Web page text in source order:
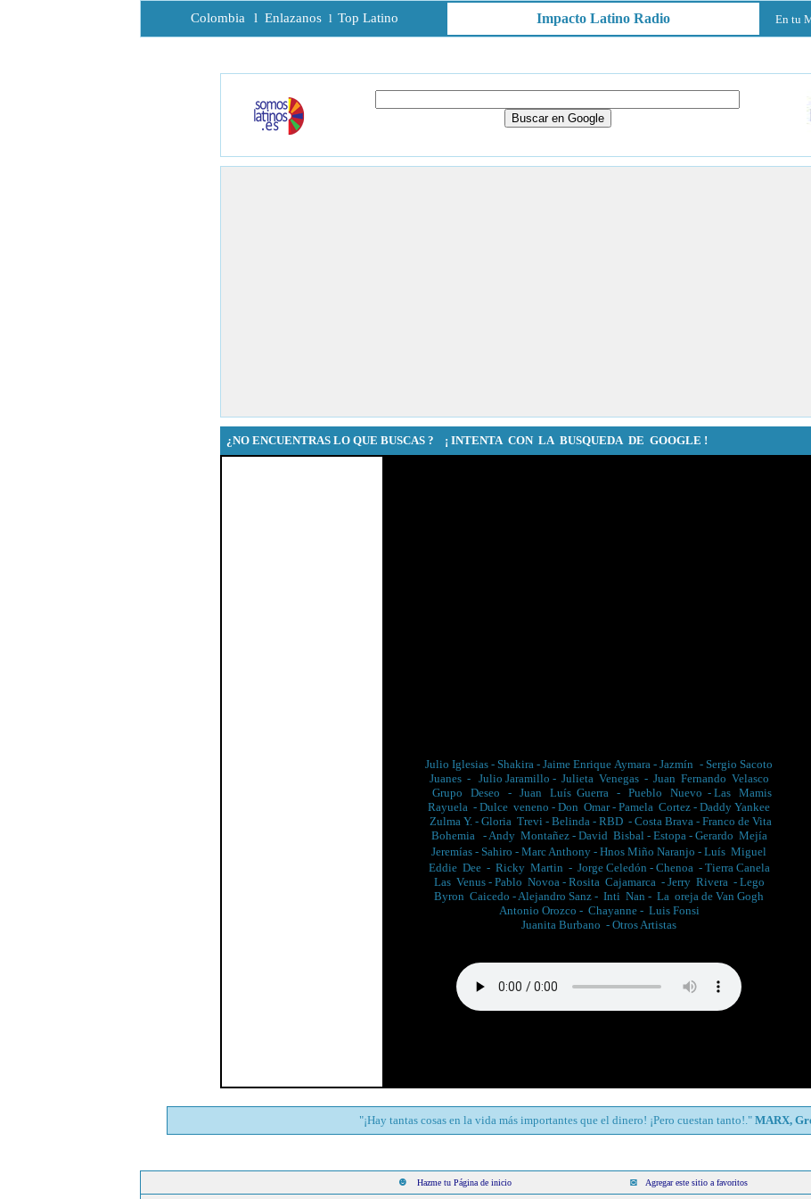
Colombia l Enlazanos l Top Latino Impacto Latino Radio En tu
¿NO ENCUENTRAS LO QUE BUSCAS ? ¡ INTENTA CON LA BUSQUEDA DE GOOGLE !
Julio Iglesias - Shakira - Jaime Enrique Aymara - Jazmín - Sergio Sacoto
Juanes- Julio Jaramillo - Julieta Venegas - Juan Fernando Velasco
Grupo Deseo - Juan Luís Guerra - Pueblo Nuevo - Las Mamis
Rayuela - Dulce veneno - Don Omar- Pamela Cortez - Daddy Yankee
Zulma Y. - Gloria Trevi - Belinda- RBD - Costa Brava - Franco de Vita
Bohemia -Andy Montañez -David Bisbal - Estopa - Gerardo Mejía
Jeremías - Sahiro - Marc Anthony - Hnos Miño Naranjo - Luís Miguel
Eddie Dee - Ricky Martin - Jorge Celedón - Chenoa - Tierra Canela
Las Venus - Pablo Novoa - Rosita Cajamarca - Jerry Rivera - Lego
Byron Caicedo -Alejandro Sanz - Inti Nan - La oreja de Van Gogh
Antonio Orozco - Chayanne - Luis Fonsi
Juanita Burbano - Otros Artistas
"¡Hay tantas cosas en la vida más importantes que el dinero! ¡Pero cuestan tanto!." MARX,
☻ Hazme tu Página de inicio ◙ Agregar este sitio a favoritos